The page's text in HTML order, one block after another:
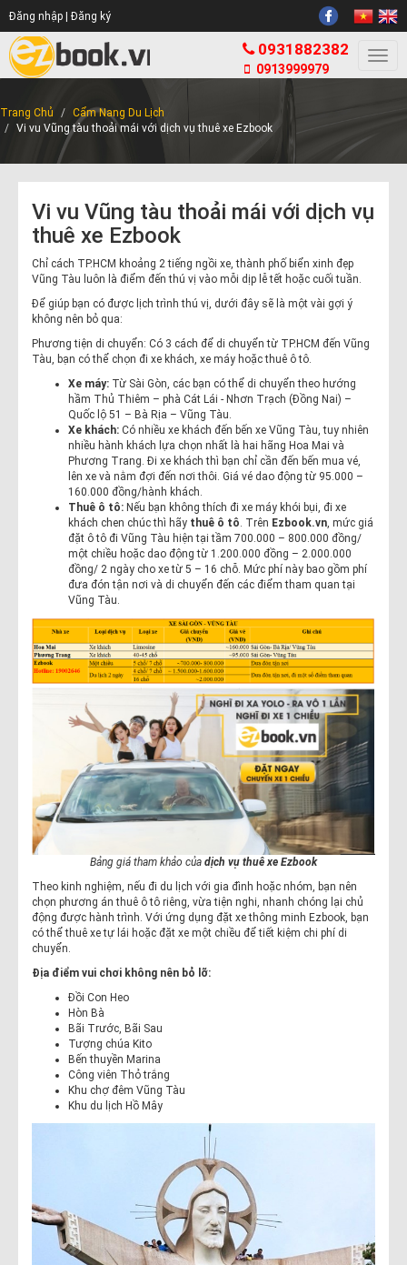
Đăng nhập | Đăng ký
0931882382
0913999979
Trang Chủ
Cẩm Nang Du Lịch
Vi vu Vũng tàu thoải mái với dịch vụ thuê xe Ezbook
Vi vu Vũng tàu thoải mái với dịch vụ
thuê xe Ezbook
Chỉ cách TP.HCM khoảng 2 tiếng ngồi xe, thành phố biển xinh đẹp
Vũng Tàu luôn là điểm đến thú vị vào mỗi dịp lễ tết hoặc cuối tuần.
Để giúp bạn có được lịch trình thú vị, dưới đây sẽ là một vài gợi ý
không nên bỏ qua:
Phương tiện di chuyển: Có 3 cách để di chuyển từ TP.HCM đến Vũng
Tàu, bạn có thể chọn đi xe khách, xe máy hoặc thuê ô tô.
Xe máy: Từ Sài Gòn, các bạn có thể di chuyển theo hướng
hầm Thủ Thiêm – phà Cát Lái - Nhơn Trạch (Đồng Nai) –
Quốc lộ 51 – Bà Rịa – Vũng Tàu.
Xe khách: Có nhiều xe khách đến bến xe Vũng Tàu, tuy nhiên
nhiều hành khách lựa chọn nhất là hai hãng Hoa Mai và
Phương Trang. Đi xe khách thì bạn chỉ cần đến bến mua vé,
lên xe và nằm đợi đến nơi thôi. Giá vé dao động từ 95.000 –
160.000 đồng/hành khách.
Thuê ô tô: Nếu bạn không thích đi xe máy khói bụi, đi xe
khách chen chúc thì hãy thuê ô tô. Trên Ezbook.vn, mức giá
đặt ô tô đi Vũng Tàu hiện tại tầm 700.000 – 800.000 đồng/
một chiều hoặc dao động từ 1.200.000 đồng – 2.000.000
đồng/ 2 ngày cho xe từ 5 – 16 chỗ. Mức phí này bao gồm phí
đưa đón tận nơi và di chuyển đến các điểm tham quan tại
Vũng Tàu.
Bảng giá tham khảo của dịch vụ thuê xe Ezbook
Theo kinh nghiệm, nếu đi du lịch với gia đình hoặc nhóm, bạn nên
chọn phương án thuê ô tô riêng, vừa tiện nghi, nhanh chóng lại chủ
động được hành trình. Với ứng dụng đặt xe thông minh Ezbook, bạn
có thể thuê xe tự lái hoặc đặt xe một chiều để tiết kiệm chi phí di
chuyển.
Địa điểm vui chơi không nên bỏ lỡ:
Đồi Con Heo
Hòn Bà
Bãi Trước, Bãi Sau
Tượng chúa Kito
Bến thuyền Marina
Công viên Thỏ trắng
Khu chợ đêm Vũng Tàu
Khu du lịch Hồ Mây